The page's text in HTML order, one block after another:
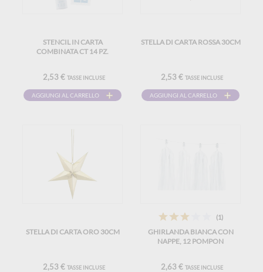
STENCIL IN CARTA
COMBINATA CT 14 PZ.
2,53 € TASSE INCLUSE
AGGIUNGI AL CARRELLO
STELLA DI CARTA ROSSA 30CM
2,53 € TASSE INCLUSE
AGGIUNGI AL CARRELLO
STELLA DI CARTA ORO 30CM
2,53 € TASSE INCLUSE
(1)
GHIRLANDA BIANCA CON
NAPPE, 12 POMPON
2,63 € TASSE INCLUSE